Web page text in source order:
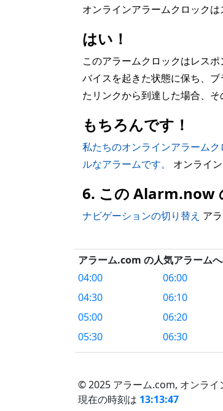
オンラインアラームクロック
はい！
このアラームクロックはレス
バイスを起きた状態に保ち、
たリンクから到達した場合、
もちろんです！
私たちのオンラインアラーム
ルなアラームです。
オンライ
6. この Alarm.now
ナビゲーションの切り替え ア
アラーム.com の人気アラーム
04:00
04:30
05:00
05:30
06:00
06:10
06:20
06:30
© 2025 アラーム.com, オンライ
現在の時刻は 13:13:48